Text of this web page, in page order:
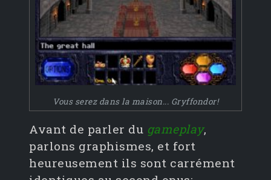
Vous serez dans la maison... Gryffondor!
Avant de parler du gameplay,
parlons graphismes, et fort
heureusement ils sont carrément